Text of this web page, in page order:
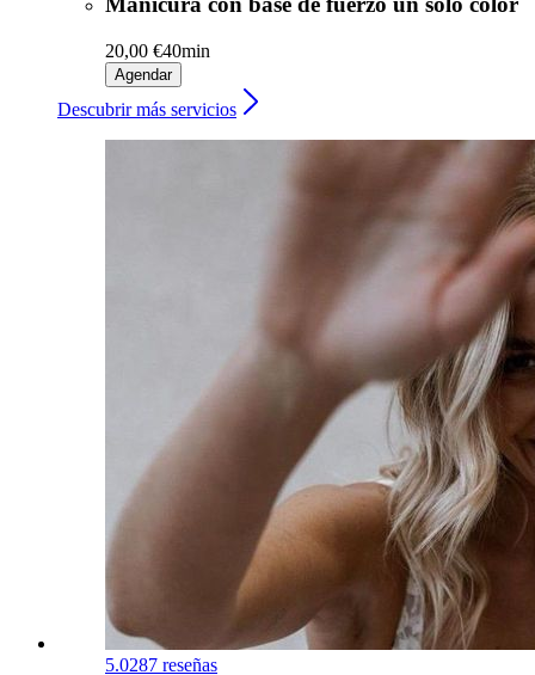
20,00 €40min
Agendar
Descubrir más servicios
5.0287 reseñas